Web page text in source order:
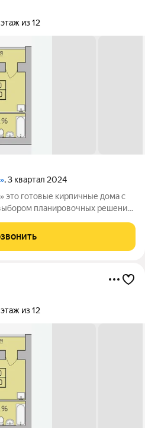
этаж из 12
, 3 квартал 2024
с
планировочных решений.
этаж из 12